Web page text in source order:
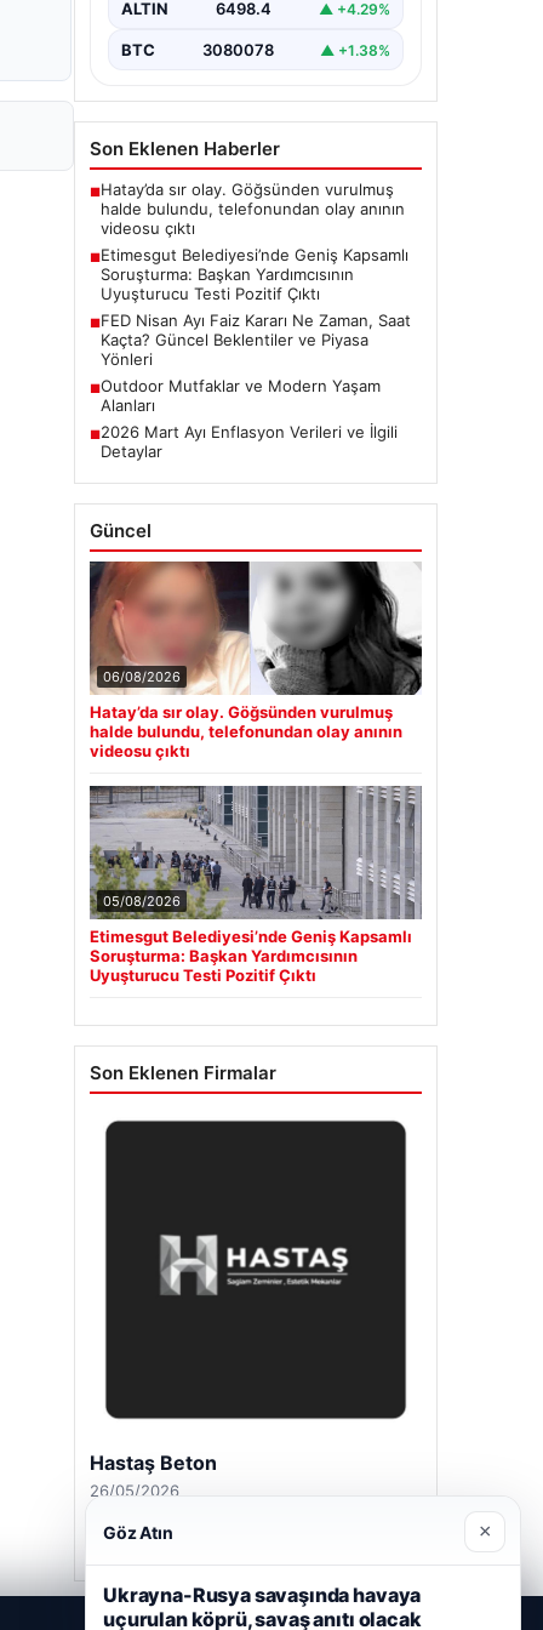
alan belediyeye yönelik yürütülen
aşamasında önemli…
ALTIN 6498.4 ▲ +4.29%
BTC 3080078 ▲ +1.38%
Son Eklenen Haberler
■Hatay’da sır olay. Göğsünden vurulmuş
halde bulundu, telefonundan olay anının
videosu çıktı
■Etimesgut Belediyesi’nde Geniş Kapsamlı
Soruşturma: Başkan Yardımcısının
Uyuşturucu Testi Pozitif Çıktı
■FED Nisan Ayı Faiz Kararı Ne Zaman, Saat
Kaçta? Güncel Beklentiler ve Piyasa
Yönleri
■Outdoor Mutfaklar ve Modern Yaşam
Alanları
■2026 Mart Ayı Enflasyon Verileri ve İlgili
Detaylar
Güncel
06/08/2026
Hatay’da sır olay. Göğsünden vurulmuş
halde bulundu, telefonundan olay anının
videosu çıktı
05/08/2026
Etimesgut Belediyesi’nde Geniş Kapsamlı
Soruşturma: Başkan Yardımcısının
Uyuşturucu Testi Pozitif Çıktı
Son Eklenen Firmalar
Hastaş Beton
26/05/2026
Göz Atın ×
Ukrayna-Rusya savaşında havaya
uçurulan köprü, savaş anıtı olacak